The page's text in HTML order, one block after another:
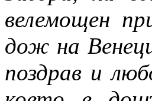
велемощен
дож на
поздрав и